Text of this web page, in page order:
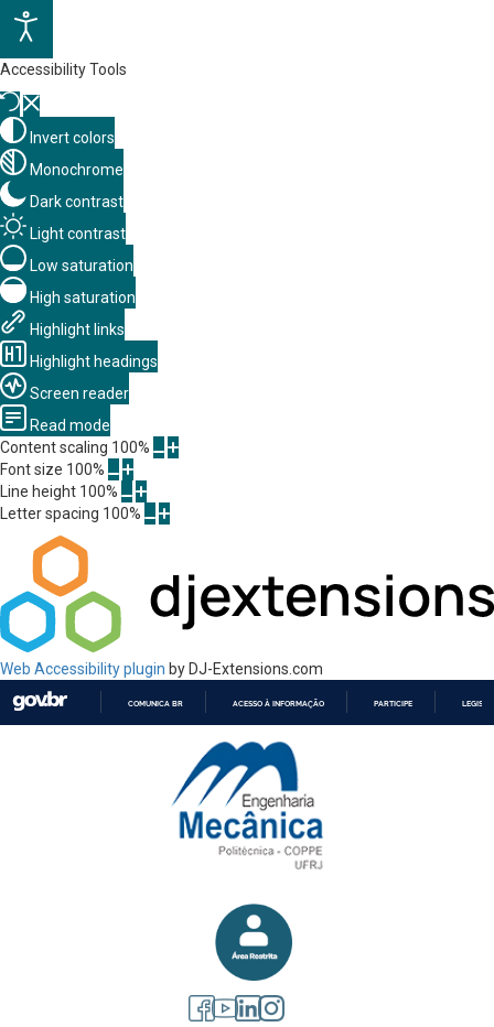
Accessibility Tools
Invert colors
Monochrome
Dark contrast
Light contrast
Low saturation
High saturation
Highlight links
Highlight headings
Screen reader
Read mode
Content scaling 100%
Font size 100%
Line height 100%
Letter spacing 100%
Web Accessibility plugin by DJ-Extensions.com
PARA
CONTEÚDO
COMUNICA BR ACESSO À INFORMAÇÃO PARTICIPE